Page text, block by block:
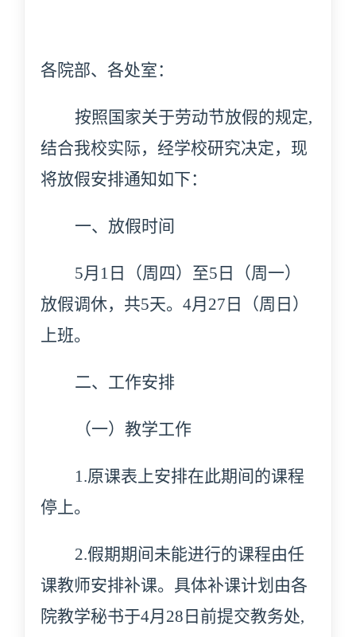
各院部、各处室：
按照国家关于劳动节放假的规定,
结合我校实际，经学校研究决定，现
将放假安排通知如下：
一、放假时间
5月1日（周四）至5日（周一）
放假调休，共5天。4月27日（周日）
上班。
二、工作安排
（一）教学工作
1.原课表上安排在此期间的课程
停上。
2.假期期间未能进行的课程由任
课教师安排补课。具体补课计划 由各
院教学秘书于4月28日前提交教务处,